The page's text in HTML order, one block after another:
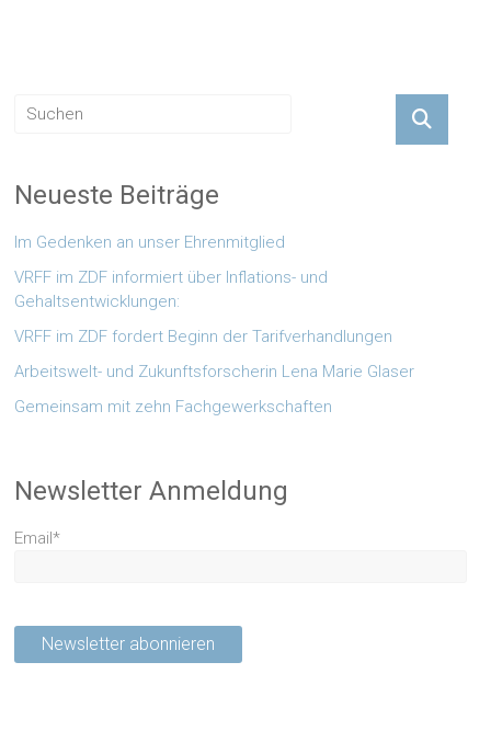
Neueste Beiträge
Im Gedenken an unser Ehrenmitglied
VRFF im ZDF informiert über Inflations- und
Gehaltsentwicklungen:
VRFF im ZDF fordert Beginn der Tarifverhandlungen
Arbeitswelt- und Zukunftsforscherin Lena Marie Glaser
Gemeinsam mit zehn Fachgewerkschaften
Newsletter Anmeldung
Email*